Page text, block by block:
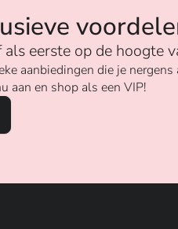
eerste op de hoogte
aanbiedingen die je
aan en shop als een VIP!